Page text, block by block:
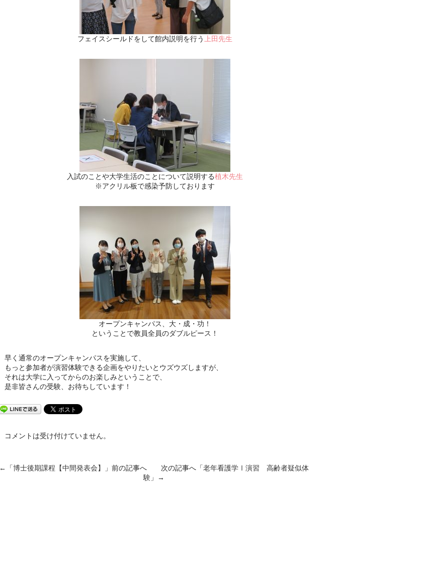
フェイスシールドをして館内説明を行う 上田先生
入試のことや大学生活のことについて説明する植木先生
※アクリル板で感染予防しております
オープンキャンパス、大・成・功！
ということで教員全員のダブルピース！
早く通常のオープンキャンパスを実施して、
もっと参加者が演習体験できる企画をやりたいとウズウズしますが、
それは大学に入ってからのお楽しみということで、
是非皆さんの受験、お待ちしています！
コメントは受け付けていません。
←「博士後期課程【中間発表会】 」前の記事へ 次の記事へ「老年看護学Ⅰ演習 高齢者疑似体
験」→